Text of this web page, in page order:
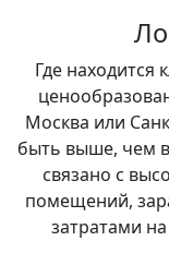
Где находится
Москва или
быть выше, чем
связано с
помещений,
затратами